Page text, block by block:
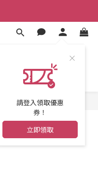
請登入領取優惠
券！
立即領取